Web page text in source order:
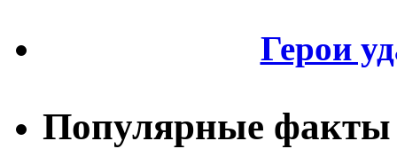
Герои
Популярные факты